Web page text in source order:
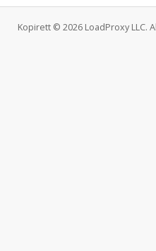
Kopirett © 2026 LoadProxy LLC.